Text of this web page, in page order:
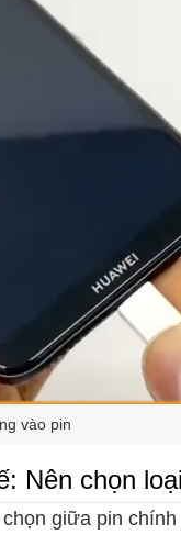
vào pin
Nên chọn
giữa pin